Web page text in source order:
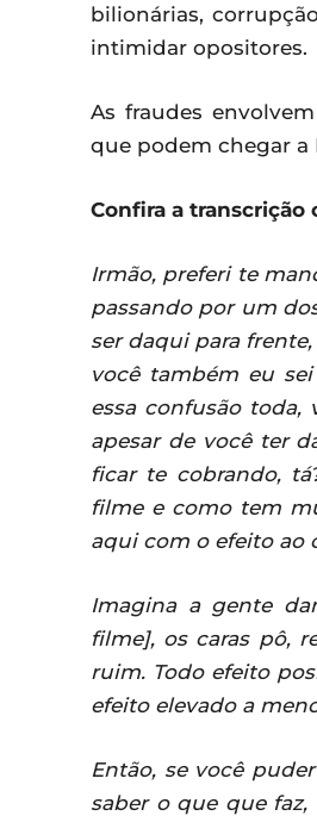
bilionárias,
intimidar opositores.
As fraudes
que podem chegar a
Confira a
Irmão, preferi te
passando por um
ser daqui para
você também eu
essa confusão toda,
apesar de você ter
ficar te cobrando,
filme e como tem
aqui com o efeito ao
Imagina a gente
filme], os caras pô,
ruim. Todo efeito
efeito elevado a
Então, se você
saber o que que